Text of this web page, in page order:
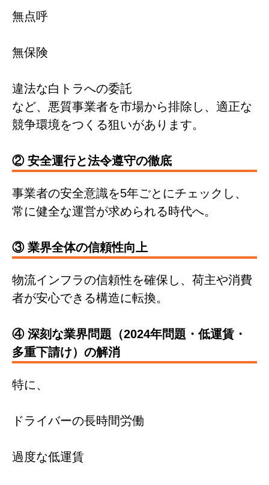
無点呼
無保険
違法な白トラへの委託
など、悪質事業者を市場から排除し、適正な
競争環境をつくる狙いがあります。
② 安全運行と法令遵守の徹底
事業者の安全意識を5年ごとにチェックし、
常に健全な運営が求められる時代へ。
③ 業界全体の信頼性向上
物流インフラの信頼性を確保し、荷主や消費
者が安心できる構造に転換。
④ 深刻な業界問題（2024年問題・低運賃・
多重下請け）の解消
特に、
ドライバーの長時間労働
過度な低運賃